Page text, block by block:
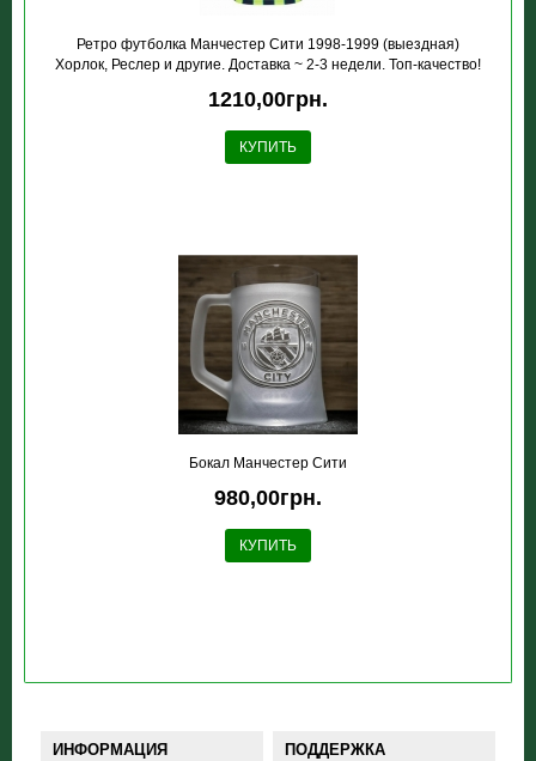
Ретро футболка Манчестер Сити 1998-1999 (выездная)
Хорлок, Реслер и другие. Доставка ~ 2-3 недели. Топ-качество!
1210,00грн.
КУПИТЬ
Бокал Манчестер Сити
980,00грн.
КУПИТЬ
ИНФОРМАЦИЯ ПОДДЕРЖКА